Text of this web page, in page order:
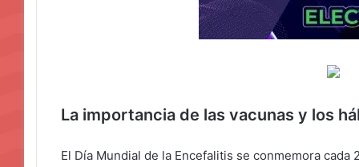
La importancia de las vacunas y los
El Día Mundial de la Encefalitis se conmemora